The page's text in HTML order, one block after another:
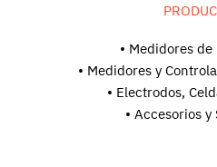
• Medidores
• Medidores y
• Electrodos,
• Accesorios